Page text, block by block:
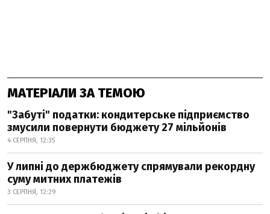
МАТЕРІАЛИ ЗА ТЕМОЮ
"Забуті" податки: кондитерське підприємство
змусили повернути бюджету 27 мільйонів
4 СЕРПНЯ, 12:35
У липні до держбюджету спрямували рекордну
суму митних платежів
3 СЕРПНЯ, 12:29